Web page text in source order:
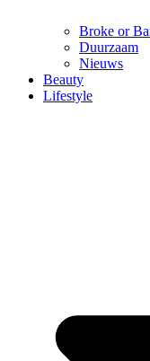
Broke or
Duurzaam
Nieuws
Beauty
Lifestyle